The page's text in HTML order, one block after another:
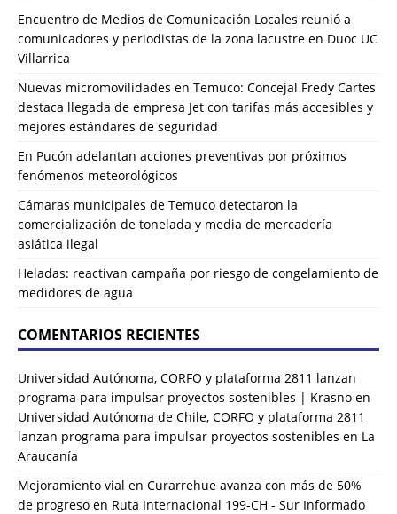
Encuentro de Medios de Comunicación Locales reunió a
comunicadores y periodistas de la zona lacustre en Duoc UC
Villarrica
Nuevas micromovilidades en Temuco: Concejal Fredy Cartes
destaca llegada de empresa Jet con tarifas más accesibles y
mejores estándares de seguridad
En Pucón adelantan acciones preventivas por próximos
fenómenos meteorológicos
Cámaras municipales de Temuco detectaron la
comercialización de tonelada y media de mercadería
asiática ilegal
Heladas: reactivan campaña por riesgo de congelamiento de
medidores de agua
COMENTARIOS RECIENTES
Universidad Autónoma, CORFO y plataforma 2811 lanzan
programa para impulsar proyectos sostenibles | Krasno en
Universidad Autónoma de Chile, CORFO y plataforma 2811
lanzan programa para impulsar proyectos sostenibles en La
Araucanía
Mejoramiento vial en Curarrehue avanza con más de 50%
de progreso en Ruta Internacional 199-CH - Sur Informado